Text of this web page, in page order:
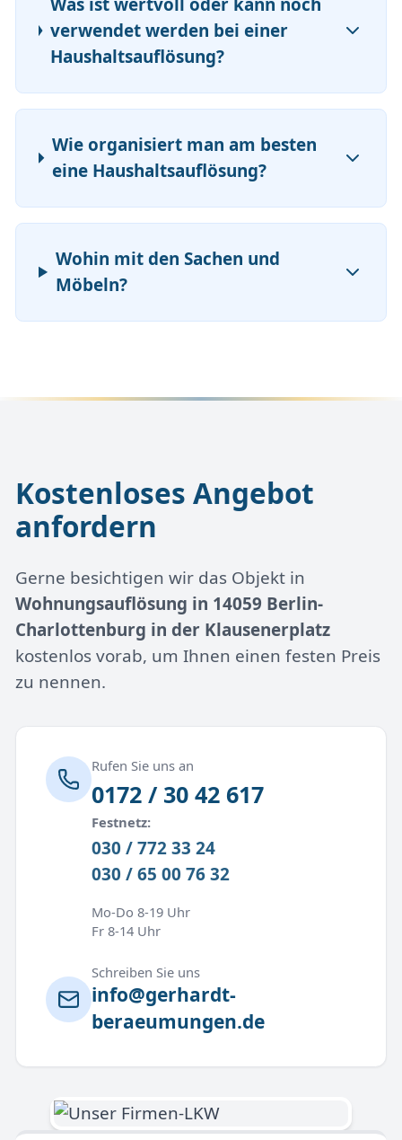
verwendet werden bei einer
Haushaltsauflösung?
Wie organisiert man am besten
eine Haushaltsauflösung?
Wohin mit den Sachen und
Möbeln?
Kostenloses Angebot
anfordern
Gerne besichtigen wir das Objekt in
Wohnungsauflösung in 14059 Berlin-
Charlottenburg in der Klausenerplatz
kostenlos vorab, um Ihnen einen festen Preis
zu nennen.
Rufen Sie uns an
0172 / 30 42 617
Festnetz:
030 / 772 33 24
030 / 65 00 76 32
Mo-Do 8-19 Uhr
Fr 8-14 Uhr
Schreiben Sie uns
info@gerhardt-
beraeumungen.de